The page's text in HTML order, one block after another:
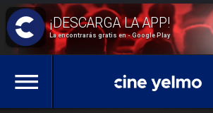
La encontrarás gratis en - Google Play